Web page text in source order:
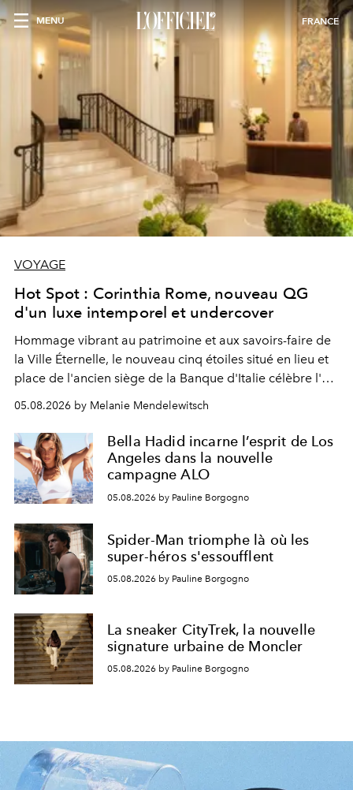
MENU FRANCE
VOYAGE
Hot Spot : Corinthia Rome, nouveau QG
d'un luxe intemporel et undercover
Hommage vibrant au patrimoine et aux savoirs-faire de
la Ville Éternelle, le nouveau cinq étoiles situé en lieu et
place de l'ancien siège de la Banque d'Italie célèbre l'art
de vivre Romain dans toute son élégance intemporelle.
05.08.2026 by Melanie Mendelewitsch
Bella Hadid incarne l’esprit de Los
Angeles dans la nouvelle
campagne ALO
05.08.2026 by Pauline Borgogno
Spider-Man triomphe là où les
super-héros s'essoufflent
05.08.2026 by Pauline Borgogno
La sneaker CityTrek, la nouvelle
signature urbaine de Moncler
05.08.2026 by Pauline Borgogno